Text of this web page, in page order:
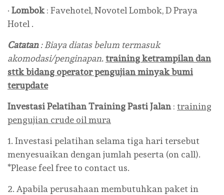
· Lombok: Favehotel, Novotel Lombok, D Praya
Hotel .
Catatan: Biaya diatas belum termasuk
akomodasi/penginapan.training ketrampilan dan
sttk bidang operator pengujian minyak bumi
terupdate
Investasi PelatihanTraining Pasti Jalan: training
pengujian crude oil mura
1. Investasi pelatihan selama tiga hari tersebut
menyesuaikan dengan jumlah peserta (on call).
*Please feel free to contact us.
2. Apabila perusahaan membutuhkan paket in